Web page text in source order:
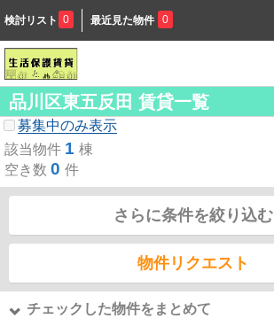
検討リスト 0 最近見た物件 0
品川区東五反田 賃貸一覧
募集中のみ表示
該当物件 1 棟
空き数 0 件
さらに条件を絞り込む
物件リクエスト
チェックした物件をまとめて